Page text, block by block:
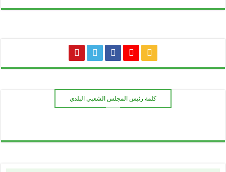
كلمة رئيس المجلس الشعبي البلدي
ـــــــ